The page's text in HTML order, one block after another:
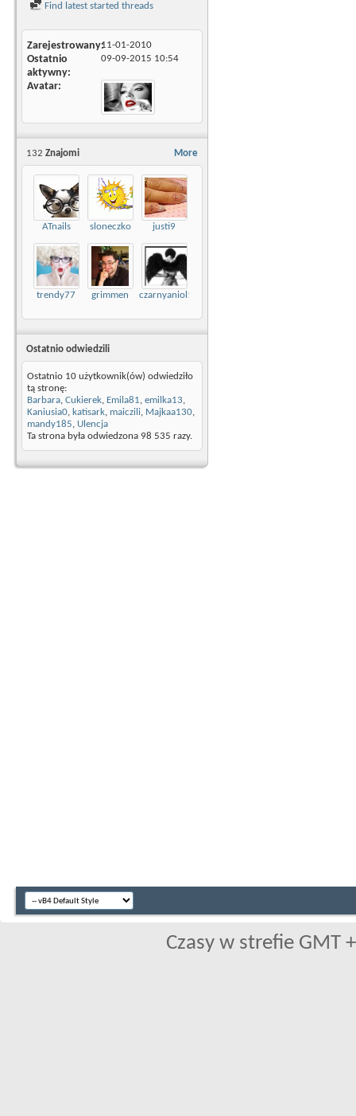
Find latest started threads
Zarejestrowany11-01-2010
Ostatnio
aktywny
09-09-2015 10:54
Avatar
More
132 Znajomi
ATnails sloneczko justi9
trendy77 grimmen czarnyaniol121
Ostatnio odwiedzili
Ostatnio 10 użytkownik(ów) odwiedziło
tą stronę:
Barbara Cukierek Emila81 emilka13
Kaniusia0
katisark maiczili Majkaa130
mandy185
Ulencja
Ta strona była odwiedzona 98 535 razy.
Czasy w strefie GMT